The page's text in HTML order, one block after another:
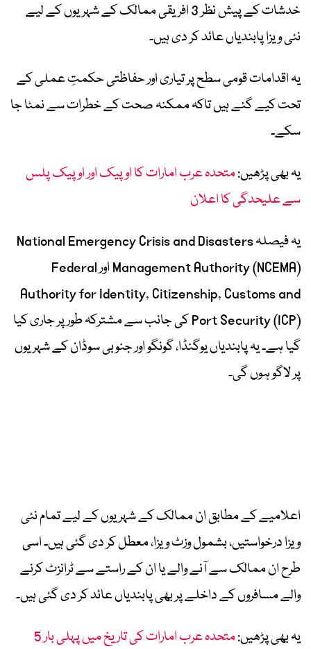
خدشات کے پیش نظر 3 افریقی ممالک کے شہریوں کے لیے
نئی ویزا پابندیاں عائد کر دی ہیں۔
یہ اقدامات قومی سطح پر تیاری اور حفاظتی حکمتِ عملی کے
تحت کیے گئے ہیں تاکہ ممکنہ صحت کے خطرات سے نمٹا جا
سکے۔
یہ بھی پڑھیں:متحدہ عرب امارات کا اوپیک اور اوپیک پلس
سے علیحدگی کا اعلان
یہ فیصلہ National Emergency Crisis and Disasters
Management Authority (NCEMA) اور Federal
Authority for Identity, Citizenship, Customs and
Port Security (ICP) کی جانب سے مشترکہ طور پر جاری کیا
گیا ہے۔ یہ پابندیاں یوگنڈا، گونگو اور جنوبی سوڈان کے شہریوں
پر لاگو ہوں گی۔
اعلامیے کے مطابق ان ممالک کے شہریوں کے لیے تمام نئی
ویزا درخواستیں، بشمول وزٹ ویزا، معطل کر دی گئی ہیں۔ اسی
طرح ان ممالک سے آنے والے یا ان کے راستے سے ٹرانزٹ کرنے
والے مسافروں کے داخلے پر بھی پابندیاں عائد کر دی گئی ہیں۔
یہ بھی پڑھیں:
متحدہ عرب امارات کی تاریخ میں پہلی بار 5